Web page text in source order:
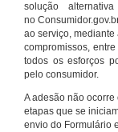
solução
no
ao serviço,
compromissos,
todos os esforços
pelo consumidor.
A adesão não
etapas que se
envio do Formulário